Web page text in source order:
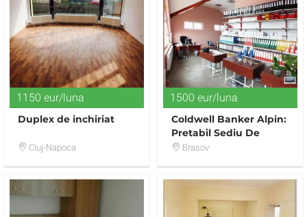
1150 eur/luna
Duplex de inchiriat
Cluj-Napoca
1500 eur/luna
Coldwell Banker Alpin:
Pretabil Sediu De
Firma Sau Locuinta
Brasov